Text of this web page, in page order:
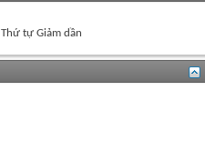
Thứ tự Giảm dần